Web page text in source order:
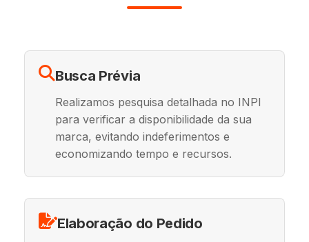
Busca Prévia
Realizamos pesquisa detalhada no INPI
para verificar a disponibilidade da sua
marca, evitando indeferimentos e
economizando tempo e recursos.
Elaboração do Pedido